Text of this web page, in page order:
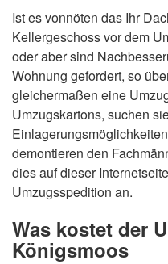
Ist es vonnöten das Ihr
Kellergeschoss vor dem
oder aber sind
Wohnung gefordert, so
gleichermaßen eine
Umzugskartons, suchen
demontieren den
dies auf dieser
Umzugsspedition an.
Was kostet der
Königsmoos